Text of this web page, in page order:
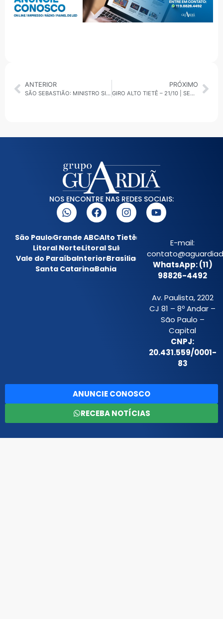
ANTERIOR
SÃO SEBASTIÃO: MINISTRO SILVIO COSTA FILHO ANUNCIA NOVAS OBRAS NO PORTO E AERÓDROMO EM CARAGUATATUBA
PRÓXIMO
GIRO ALTO TIETÊ – 21/10 | SEGURANÇA, EMPREGO E SAÚDE
NOS ENCONTRE NAS REDES SOCIAIS:
São PauloGrande ABCAlto Tietê
Litoral NorteLitoral Sul
Vale do ParaíbaInteriorBrasília
Santa CatarinaBahia
E-mail:
WhatsApp: (11)
98826-4492
Av. Paulista, 2202
CJ 81 – 8º Andar –
São Paulo –
Capital
CNPJ:
20.431.559/0001-
83
ANUNCIE CONOSCO
RECEBA NOTÍCIAS